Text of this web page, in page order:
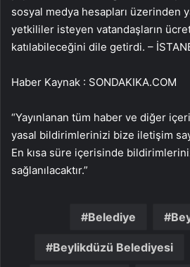
sosyal medya hesapları üzerinden
yetkililer isteyen vatandaşların
katılabileceğini dile getirdi. –
Haber Kaynak : SONDAKIKA.COM
“Yayınlanan tüm haber ve diğer
yasal bildirimlerinizi bize iletişim
En kısa süre içerisinde
sağlanılacaktır.”
Belediye
Beylikdüzü Belediyesi